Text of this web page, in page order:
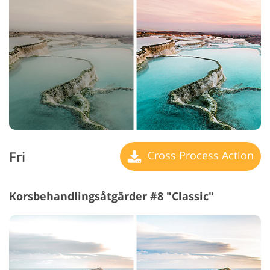
Fri Cross Process Action
Korsbehandlingsåtgärder #8 "Classic"